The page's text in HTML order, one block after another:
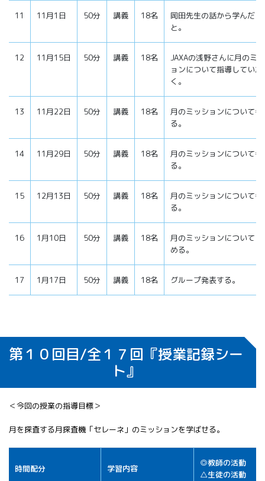
11 11月1日 50分 講義 18名
岡田先生の話から学んだこ
と。
12 11月15日 50分 講義 18名
JAXAの浅野さんに月のミ
ョンについて指導していた
く。
13 11月22日 50分 講義 18名
月のミッションについて考
る。
14 11月29日 50分 講義 18名
月のミッションについて考
る。
15 12月13日 50分 講義 18名
月のミッションについて考
る。
16 1月10日 50分 講義 18名
月のミッションについてま
める。
17 1月17日 50分 講義 18名 グループ発表する。
第１０回目/全１７回『授業記録シー
ト』
＜今回の授業の指導目標＞
月を探査する月探査機「セレーネ」のミッションを学ばせる。
時間配分 学習内容
◎教師の活動
△生徒の活動